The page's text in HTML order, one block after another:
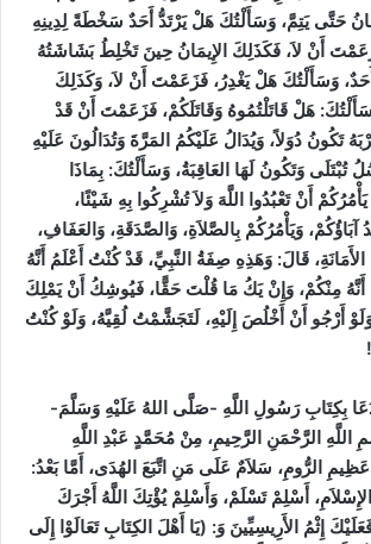
حَتَّى يَتِمَّ، وَسَأَلْتُكَ هَلْ يَرْتَدُّ أَحَدٌ سَخْطَةً لِدِينِهِ
أَنْ لاَ، فَكَذَلِكَ الإِيمَانُ حِينَ تَخْلِطُ بَشَاشَتُهُ
وَسَأَلْتُكَ هَلْ يَغْدِرُ، فَزَعَمْتَ أَنْ لاَ، وَكَذَلِكَ
هَلْ قَاتَلْتُمُوهُ وَقَاتَلَكُمْ، فَزَعَمْتَ أَنْ قَدْ
تَكُونُ دُوَلاً، وَيُدَالُ عَلَيْكُمُ المَرَّةَ وَتُدَالُونَ عَلَيْهِ
تُبْتَلَى وَتَكُونُ لَهَا العَاقِبَةُ، وَسَأَلْتُكَ: بِمَاذَا
أَنْ تَعْبُدُوا اللَّهَ وَلاَ تُشْرِكُوا بِهِ شَيْئًا،
آبَاؤُكُمْ، وَيَأْمُرُكُمْ بِالصَّلاَةِ، وَالصَّدَقَةِ، وَالعَفَافِ،
الأَمَانَةِ، قَالَ: وَهَذِهِ صِفَةُ النَّبِيِّ، قَدْ كُنْتُ أَعْلَمُ أَنَّهُ
مِنْكُمْ، وَإِنْ يَكُ مَا قُلْتَ حَقًّا، فَيُوشِكُ أَنْ يَمْلِكَ
أَرْجُو أَنْ أَخْلُصَ إِلَيْهِ، لَتَجَشَّمْتُ لُقِيَّهُ، وَلَوْ كُنْتُ
بِكِتَابِ رَسُولِ اللَّهِ -صَلَّى اللهُ عَلَيْهِ وَسَلَّمَ-
اللَّهِ الرَّحْمَنِ الرَّحِيمِ، مِنْ مُحَمَّدٍ عَبْدِ اللَّهِ
الرُّومِ، سَلاَمٌ عَلَى مَنِ اتَّبَعَ الهُدَى، أَمَّا بَعْدُ:
أَسْلِمْ تَسْلَمْ، وَأَسْلِمْ يُؤْتِكَ اللَّهُ أَجْرَكَ
إِثْمُ الأَرِيسِيِّينَ وَ: (يَا أَهْلَ الكِتَابِ تَعَالَوْا إِلَى